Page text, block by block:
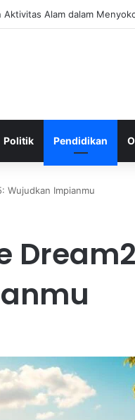
Aktivitas Alam dalam
Politik Pendidikan
Wujudkan Impianmu